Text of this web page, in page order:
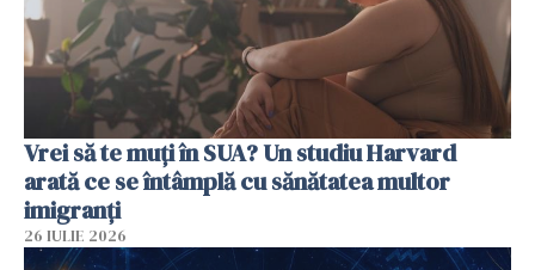
Vrei să te muți în SUA? Un studiu Harvard
arată ce se întâmplă cu sănătatea multor
imigranți
26 IULIE 2026